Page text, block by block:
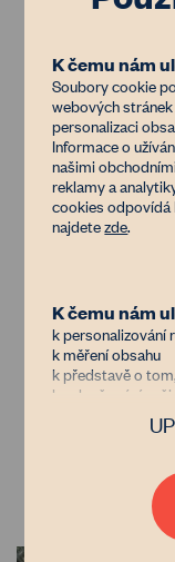
desetiletích
Hlavní bariéry
především
vodní toky a
bezlesí.
lesních
probíhající
i změny v
krajině by
přesunů do
migračních
sebe zahrnují
druhů.
lesních
klimatické
K čemu nám
Soubory cookie
webových
personalizaci
Informace o
našimi
reklamy a
cookies odpovídá
najdetezde.
K čemu nám
k personalizování
k měření obsahu
k představě o
k vylepšování
Důvěřujete
stejně jako nám
Díky tomu, že
aktivitě na
vlastníků i